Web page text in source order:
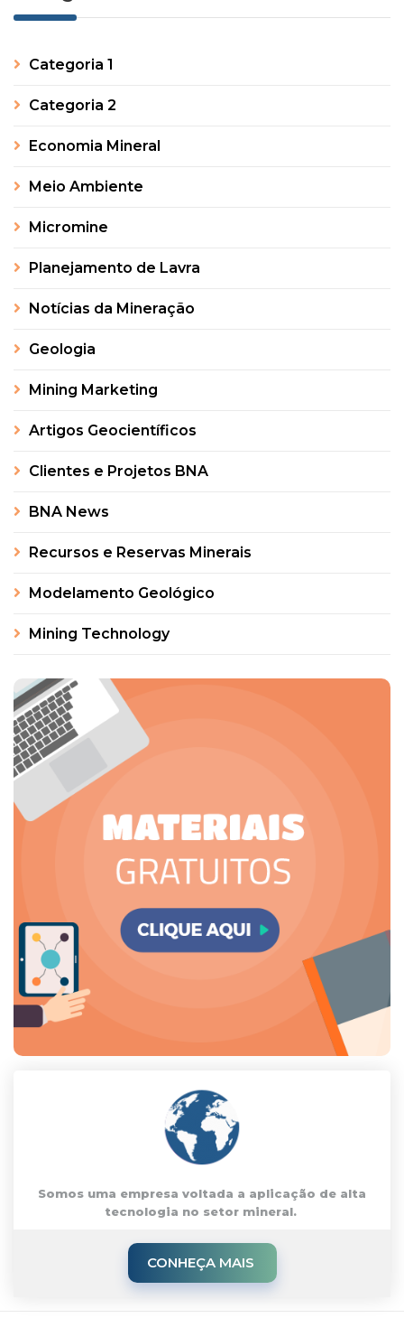
Categoria 1
Categoria 2
Economia Mineral
Meio Ambiente
Micromine
Planejamento de Lavra
Notícias da Mineração
Geologia
Mining Marketing
Artigos Geocientíficos
Clientes e Projetos BNA
BNA News
Recursos e Reservas Minerais
Modelamento Geológico
Mining Technology
Somos uma empresa voltada a aplicação de alta
tecnologia no setor mineral.
CONHEÇA MAIS